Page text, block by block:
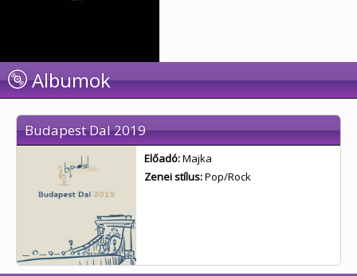
Albumok
Budapest Dal 2019
Előadó:Majka
Zenei stílus:Pop/Rock